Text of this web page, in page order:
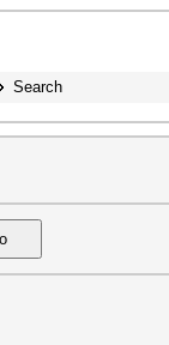
Search